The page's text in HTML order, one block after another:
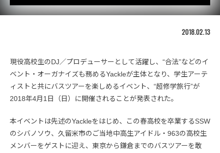
2018.02.13
現役高校生のDJ／プロデューサーとして活躍し、“合法”などのイ
ベント・オーガナイズも務めるYackleが主体となり、学生アーテ
ィストと共にバスツアーを楽しめるイベント、“超修学旅行”が
2018年4月1日（日）に開催されることが発表された。
本イベントは先述のYackleをはじめ、この春高校を卒業するSSW
のシバノソウ、久留米市のご当地中高生アイドル・963の高校生
メンバーをゲストに迎え、東京から鎌倉までのバスツアーを敢